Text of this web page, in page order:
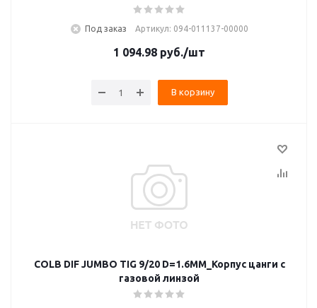
Под заказ Артикул: 094-011137-00000
1 094.98 руб./шт
В корзину
COLB DIF JUMBO TIG 9/20 D=1.6MM_Корпус цанги с
газовой линзой